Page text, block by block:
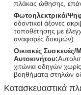
πλάκας ώθησης,
Φωτοηλεκτρικά/
οδοντικοί άξονες
τοποθέτησης με
αναφορές δοκιμών)
Οικιακές
Αυτοκινήτου:
χιτώνια οδηγών
βοηθήματα στηλών
Κατασκευαστικά